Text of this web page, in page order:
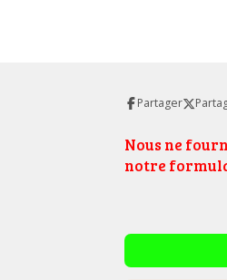
Partager
Nous ne
notre